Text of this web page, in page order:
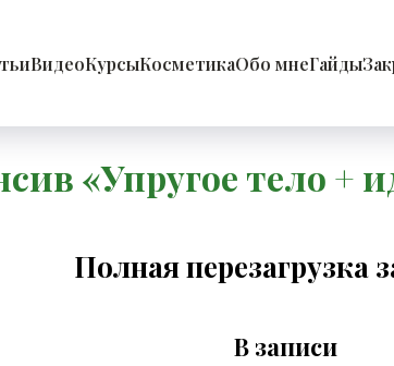
ВидеоКурсыКосметикаОбо мнеГайды
«Упругое тело +
Полная перезагрузка
В записи